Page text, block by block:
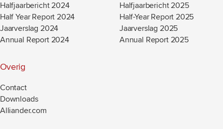
Halfjaarbericht 2024
Half Year Report 2024
Jaarverslag 2024
Annual Report 2024
Halfjaarbericht 2025
Half-Year Report 2025
Jaarverslag 2025
Annual Report 2025
Overig
Contact
Downloads
Alliander.com